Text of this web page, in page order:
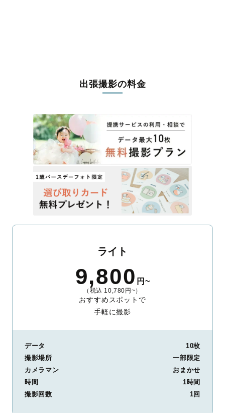
出張撮影の料金
ライト
9,800 円~
（税込 10,780円~）
おすすめスポットで
手軽に撮影
データ
10枚
撮影場所
一部限定
カメラマン
おまかせ
時間
1時間
撮影回数
1回